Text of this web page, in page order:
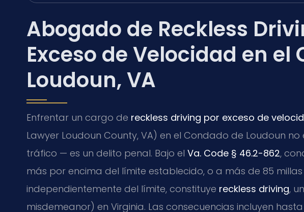
Abogado de Reckless
Exceso de Velocidad en el
Loudoun, VA
Enfrentar un cargo de reckless driving por exceso de
Lawyer Loudoun County, VA) en el Condado de Loudoun
tráfico — es un delito penal. Bajo el Va. Code § 46.2-862,
más por encima del límite establecido, o a más de 85
independientemente del límite, constituye reckless driving,
misdemeanor) en Virginia. Las consecuencias incluyen